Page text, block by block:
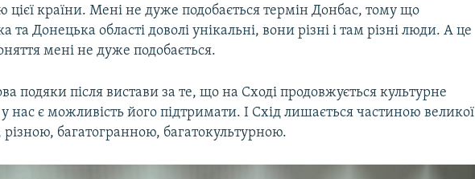
цієї країни. Мені не дуже подобається термін Донбас, тому що
та Донецька області доволі унікальні, вони різні і там різні люди. А це
мені не дуже подобається.
подяки після вистави за те, що на Сході продовжується культурне
нас є можливість його підтримати. І Схід лишається частиною великої
різною, багатогранною, багатокультурною.